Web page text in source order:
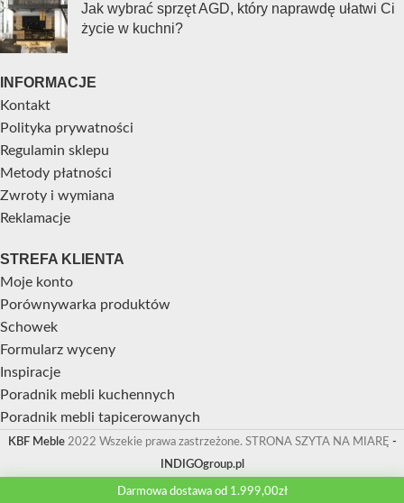
Jak wybrać sprzęt AGD, który naprawdę ułatwi Ci
życie w kuchni?
INFORMACJE
Kontakt
Polityka prywatności
Regulamin sklepu
Metody płatności
Zwroty i wymiana
Reklamacje
STREFA KLIENTA
Moje konto
Porównywarka produktów
Schowek
Formularz wyceny
Inspiracje
Poradnik mebli kuchennych
Poradnik mebli tapicerowanych
KBF Meble 2022 Wszekie prawa zastrzeżone. STRONA SZYTA NA MIARĘ -
INDIGOgroup.pl
Darmowa dostawa od 1.999,00zł